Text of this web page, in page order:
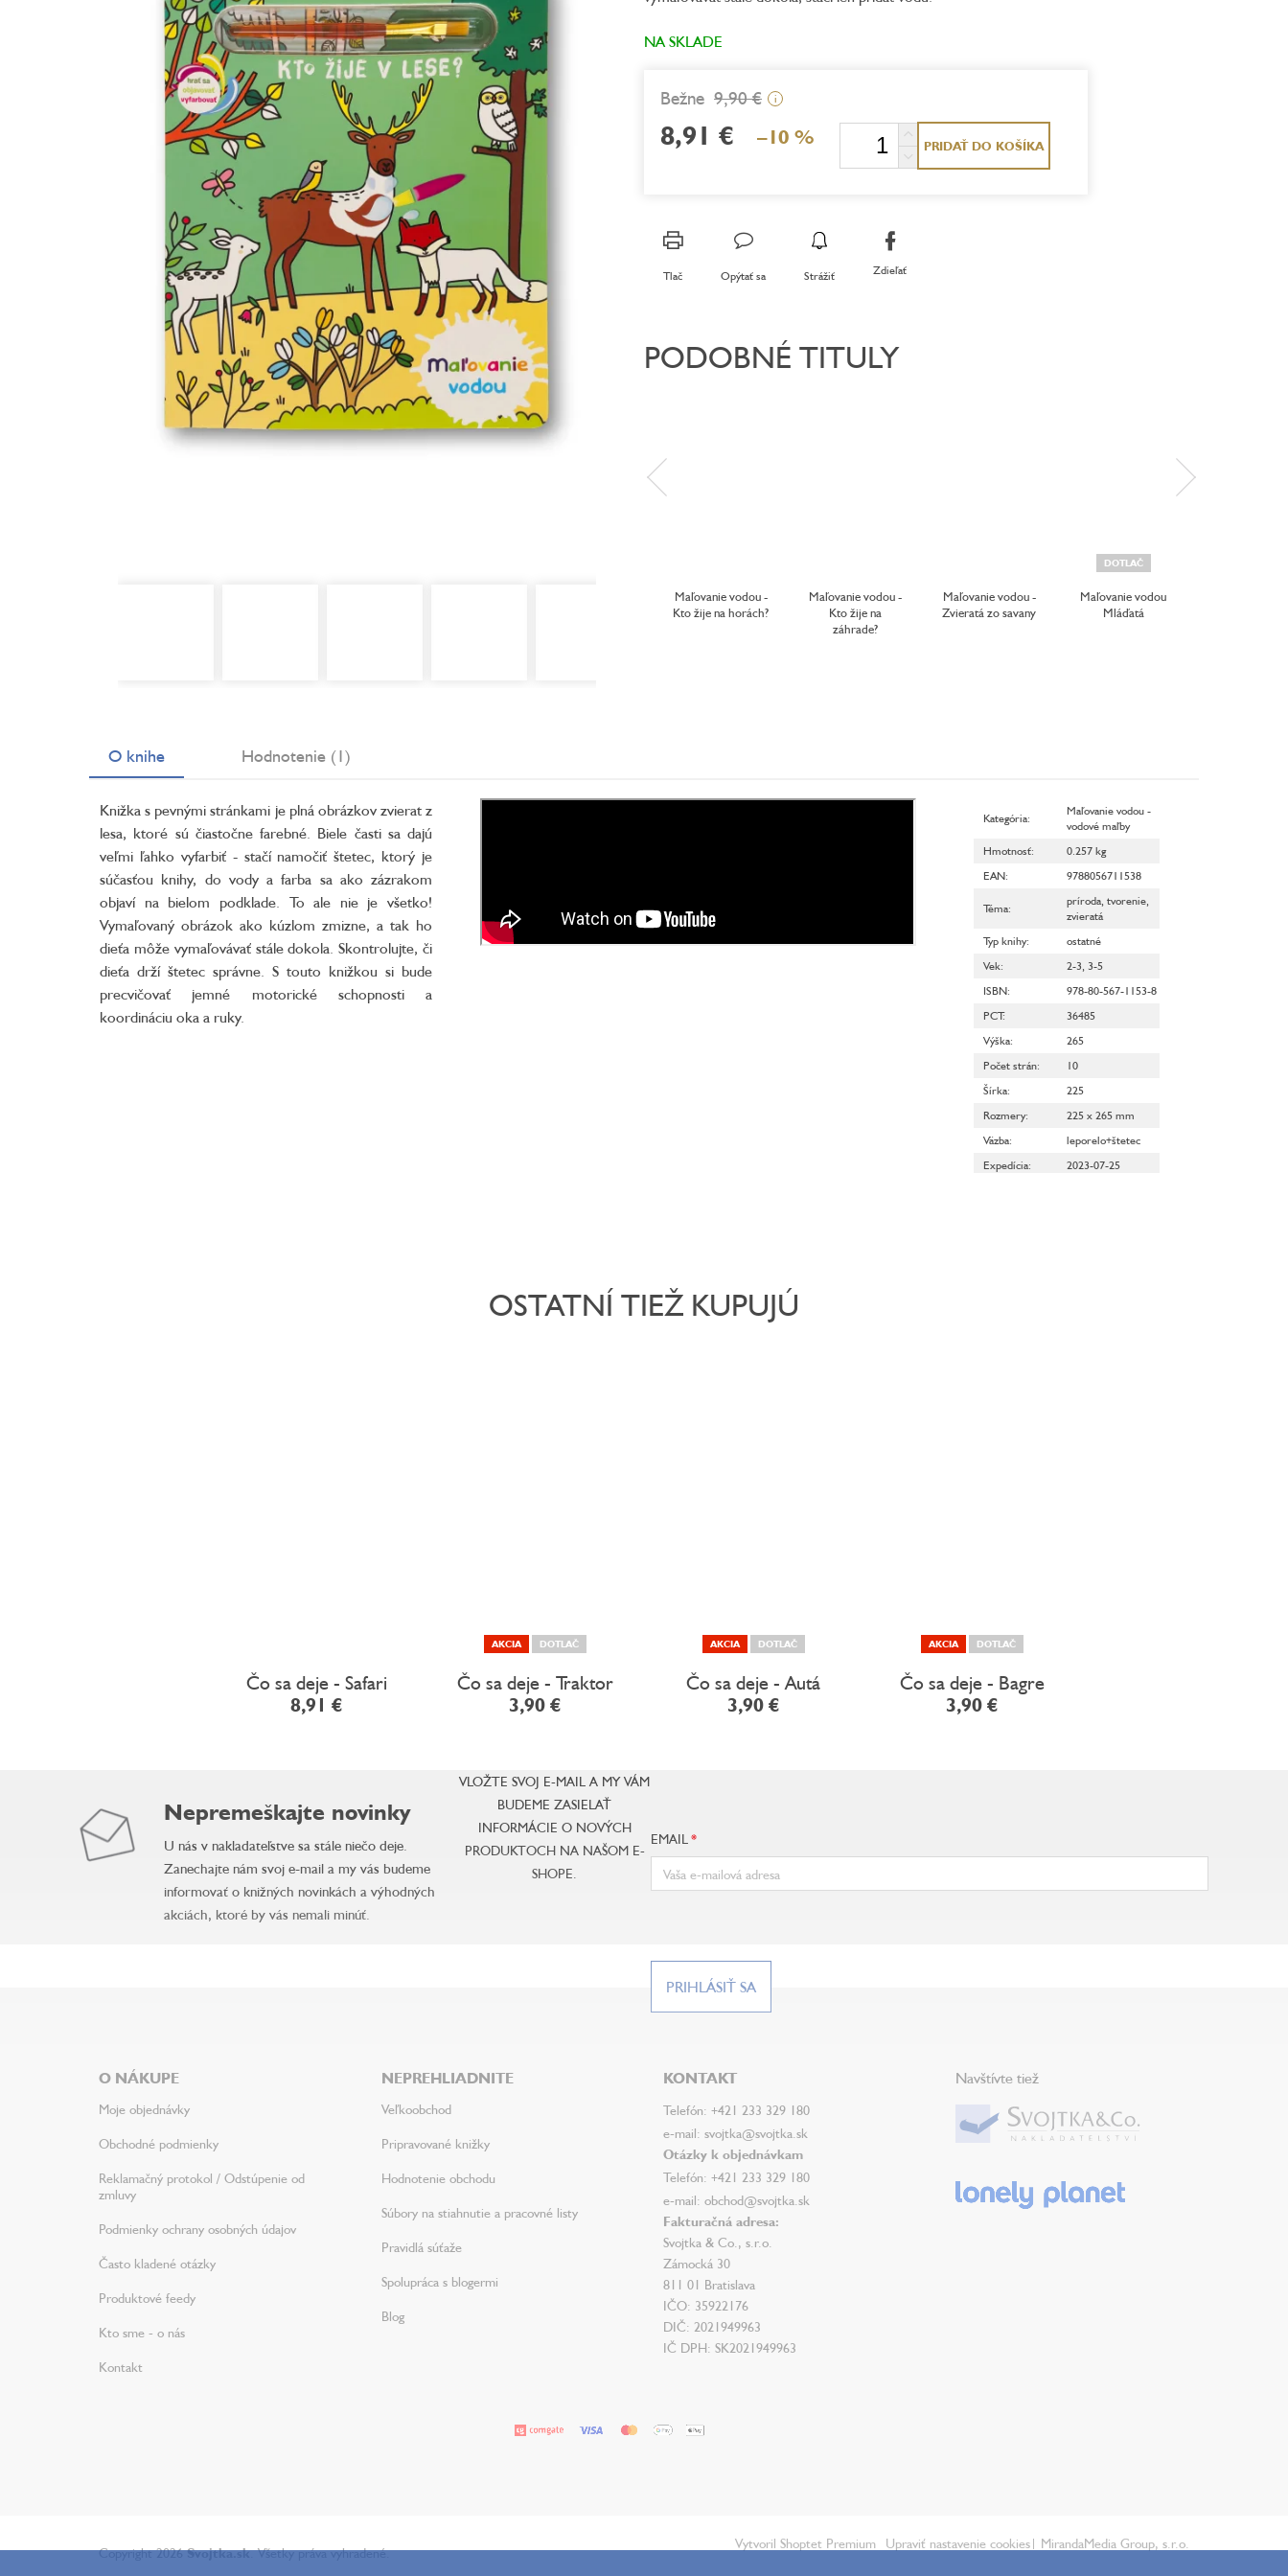
Minipédie
Aktivity / Samolepky
Rozprávky a príbehy
Lacné knihy
5
hviezdičiek.
NA SKLADE
9,90 € i
8,91 € –10 % PRIDAŤ DO KOŠÍKA
Tlač Opýtať sa Strážiť Zdieľať
PODOBNÉ TITULY
Maľovanie vodou -
Kto žije na horách?
Maľovanie vodou -
Kto žije na
záhrade?
Maľovanie vodou -
Zvieratá zo savany
DOTLAČ
Maľovanie vodou
Mláďatá
O knihe Hodnotenie (1)
Knižka s pevnými stránkami je plná obrázkov zvierat z
lesa, ktoré sú čiastočne farebné. Biele časti sa dajú
veľmi ľahko vyfarbiť - stačí namočiť štetec, ktorý je
súčasťou knihy, do vody a farba sa ako zázrakom
objaví na bielom podklade. To ale nie je všetko!
Vymaľovaný obrázok ako kúzlom zmizne, a tak ho
dieťa môže vymaľovávať stále dokola. Skontrolujte, či
dieťa drží štetec správne. S touto knižkou si bude
precvičovať jemné motorické schopnosti a
koordináciu oka a ruky.
Kategória:
Maľovanie vodou -
vodové maľby
Hmotnosť:
0.257 kg
EAN: 9788056711538
Téma:
príroda, tvorenie,
zvieratá
Typ knihy:
ostatné
Vek: 2-3, 3-5
ISBN:
978-80-567-1153-8
PCT:
36485
Výška:
265
Počet strán:
10
Šírka:
225
Rozmery:
225 x 265 mm
Väzba:
leporelo+štetec
Expedícia: 2023-07-25
OSTATNÍ TIEŽ KUPUJÚ
Čo sa deje - Safari
8,91 €
AKCIA DOTLAČ
Čo sa deje - Traktor
3,90 €
AKCIA DOTLAČ
Čo sa deje - Autá
3,90 €
AKCIA DOTLAČ
Čo sa deje - Bagre
3,90 €
Nepremeškajte novinky
U nás v nakladateľstve sa stále niečo deje.
Zanechajte nám svoj e-mail a my vás budeme
informovať o knižných novinkách a výhodných
akciách, ktoré by vás nemali minúť.
VLOŽTE SVOJ E-MAIL A MY VÁM
BUDEME ZASIELAŤ
INFORMÁCIE O NOVÝCH
PRODUKTOCH NA NAŠOM E-
SHOPE.
EMAIL
PRIHLÁSIŤ SA
O NÁKUPE
Moje objednávky
Obchodné podmienky
Reklamačný protokol / Odstúpenie od
zmluvy
Podmienky ochrany osobných údajov
Často kladené otázky
Produktové feedy
Kto sme - o nás
Kontakt
NEPREHLIADNITE
Veľkoobchod
Pripravované knižky
Hodnotenie obchodu
Súbory na stiahnutie a pracovné listy
Pravidlá súťaže
Spolupráca s blogermi
Blog
KONTAKT
Telefón: +421 233 329 180
e-mail: svojtka@svojtka.sk
Otázky k objednávkam
Telefón: +421 233 329 180
e-mail: obchod@svojtka.sk
Fakturačná adresa:
Svojtka & Co., s.r.o.
Zámocká 30
811 01 Bratislava
IČO: 35922176
DIČ: 2021949963
IČ DPH: SK2021949963
Navštívte tiež
Copyright 2026Svojtka.sk. Všetky práva vyhradené.
Vytvoril Shoptet Premium Upraviť nastavenie cookies| MirandaMedia Group, s.r.o.